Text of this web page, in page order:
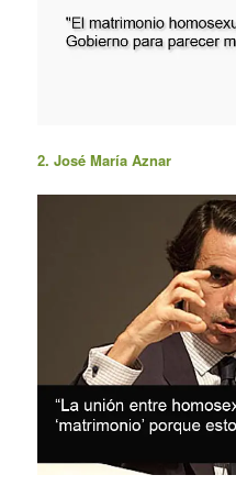
2. José María Aznar